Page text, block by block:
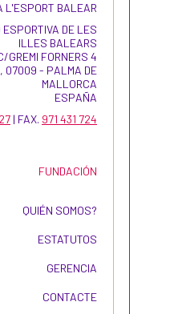
L'ESPORT BALEAR
DE LES
ILLES BALEARS
GREMI FORNERS 4
07009 - PALMA DE
MALLORCA
ESPAÑA
| FAX. 971 431 724
FUNDACIÓN
QUIÉN SOMOS?
ESTATUTOS
GERENCIA
CONTACTE